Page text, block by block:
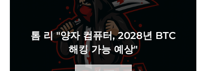
톰 리 "양자 컴퓨터, 2028년 BTC
해킹 가능 예상"